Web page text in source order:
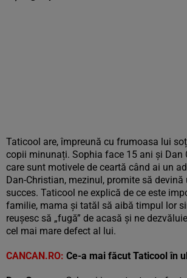
Taticool are, împreună cu frumoasa lui
copii minunați. Sophia face 15 ani și Dan
care sunt motivele de ceartă când ai un
Dan-Christian, mezinul, promite să
succes. Taticool ne explică de ce este
familie, mama și tatăl să aibă timpul lor
reușesc să „fugă” de acasă și ne
cel mai mare defect al lui.
CANCAN.RO: Ce-a mai făcut Taticool în